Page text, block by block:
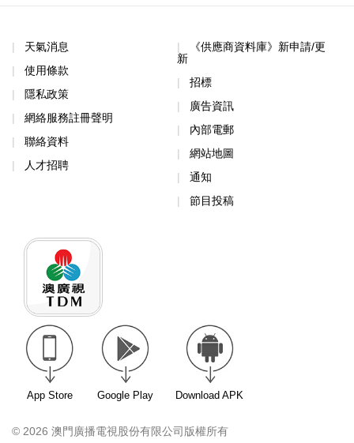
天氣消息
使用條款
隱私政策
網絡服務註冊聲明
聯絡資料
人才招聘
《供應商資料庫》新申請/更
新
招標
廣告資訊
內部電郵
網站地圖
通知
節目投稿
App Store Google Play Download APK
© 2026 澳門廣播電視股份有限公司版權所有